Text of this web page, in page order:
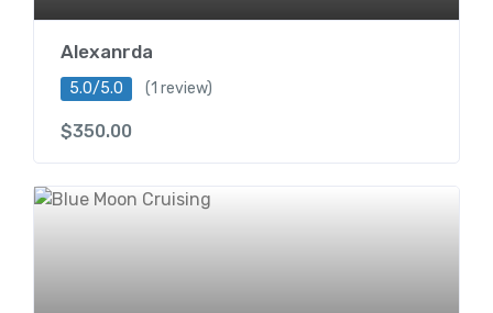
Alexanrda
5.0/5.0 (1 review)
$350.00